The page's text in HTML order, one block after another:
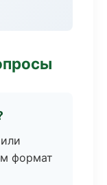
формат